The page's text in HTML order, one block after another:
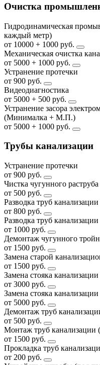
Очистка
Гидродинамическая
каждый метр)
от 10000 + 1000 руб.
Механическая очистка
от 5000 + 1000 руб.
Устранение протечки
от 900 руб.
Видеодиагностика
от 5000 + 500 руб.
Устранение засора
(Минималка + М.П.)
от 5000 + 1000 руб.
Трубы канализации
Устранение протечки
от 900 руб.
Чистка чугунного раструба
от 500 руб.
Разводка труб
от 800 руб.
Разводка труб
от 1000 руб.
Демонтаж чугунного
от 1500 руб.
Замена старой
от 1500 руб.
Замена стояка
от 3000 руб.
Замена стояка
от 5000 руб.
Демонтаж труб
от 500 руб.
Монтаж труб канализации
от 1500 руб.
Прокладка труб
от 200 руб.